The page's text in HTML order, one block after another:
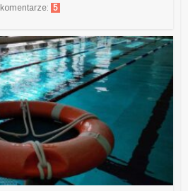
komentarze: 5